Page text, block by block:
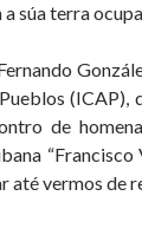
súa terra
(ICAP),
de
vermos de